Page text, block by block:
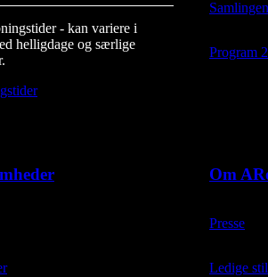
- kan variere i
helligdage og særlige
Samlingen
Program
Om
Presse
Ledige